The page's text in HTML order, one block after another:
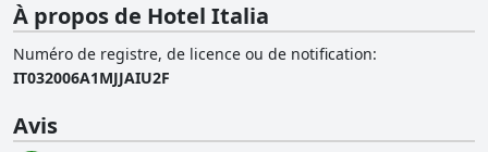
À propos de Hotel Italia
Numéro de registre, de licence ou de notification:
IT032006A1MJJAIU2F
Avis